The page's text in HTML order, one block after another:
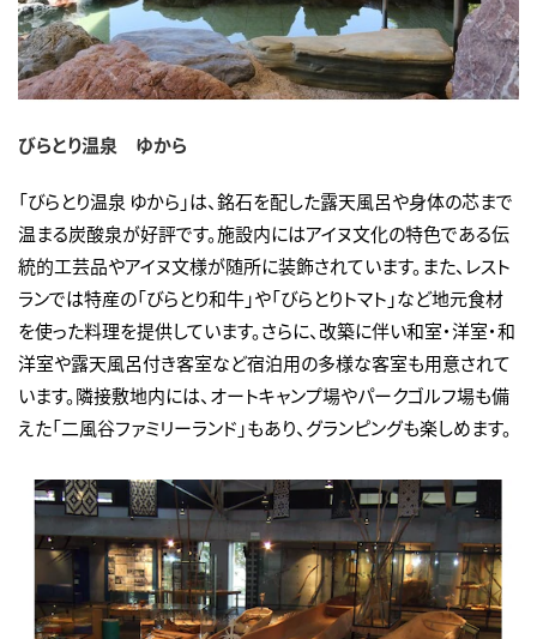
びらとり温泉 ゆから
「びらとり温泉 ゆから」は、銘石を配した露天風呂や身体の芯まで
温まる炭酸泉が好評です。施設内にはアイヌ文化の特色である伝
統的工芸品やアイヌ文様が随所に装飾されています。また、レスト
ランでは特産の「びらとり和牛」や「びらとりトマト」など地元食材
を使った料理を提供しています。さらに、改築に伴い和室・洋室・和
洋室や露天風呂付き客室など宿泊用の多様な客室も用意されて
います。隣接敷地内には、オートキャンプ場やパークゴルフ場も備
えた「二風谷ファミリーランド」もあり、グランピングも楽しめます。